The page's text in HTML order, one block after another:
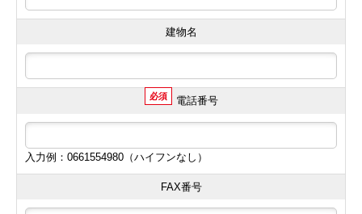
建物名
必須 電話番号
入力例：0661554980（ハイフンなし）
FAX番号